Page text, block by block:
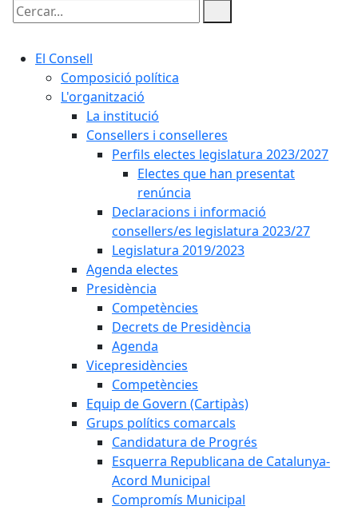
Cercar:
El Consell
Composició política
L'organització
La institució
Consellers i conselleres
Perfils electes legislatura 2023/2027
Electes que han presentat
renúncia
Declaracions i informació
consellers/es legislatura 2023/27
Legislatura 2019/2023
Agenda electes
Presidència
Competències
Decrets de Presidència
Agenda
Vicepresidències
Competències
Equip de Govern (Cartipàs)
Grups polítics comarcals
Candidatura de Progrés
Esquerra Republicana de Catalunya-
Acord Municipal
Compromís Municipal